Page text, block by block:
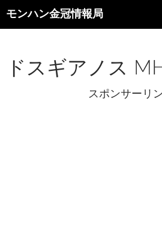
モンハン金冠情報局
ンドスギアノス
スポンサーリ